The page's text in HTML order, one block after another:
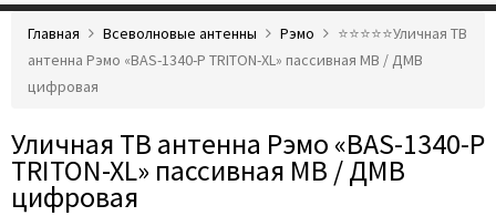
Главная Всеволновые антенны Рэмо
⭐️⭐️⭐️⭐️⭐️Уличная ТВ
антенна Рэмо «BAS-1340-P TRITON-XL» пассивная МВ / ДМВ
цифровая
Уличная ТВ антенна Рэмо «BAS-1340-P
TRITON-XL» пассивная МВ / ДМВ
цифровая